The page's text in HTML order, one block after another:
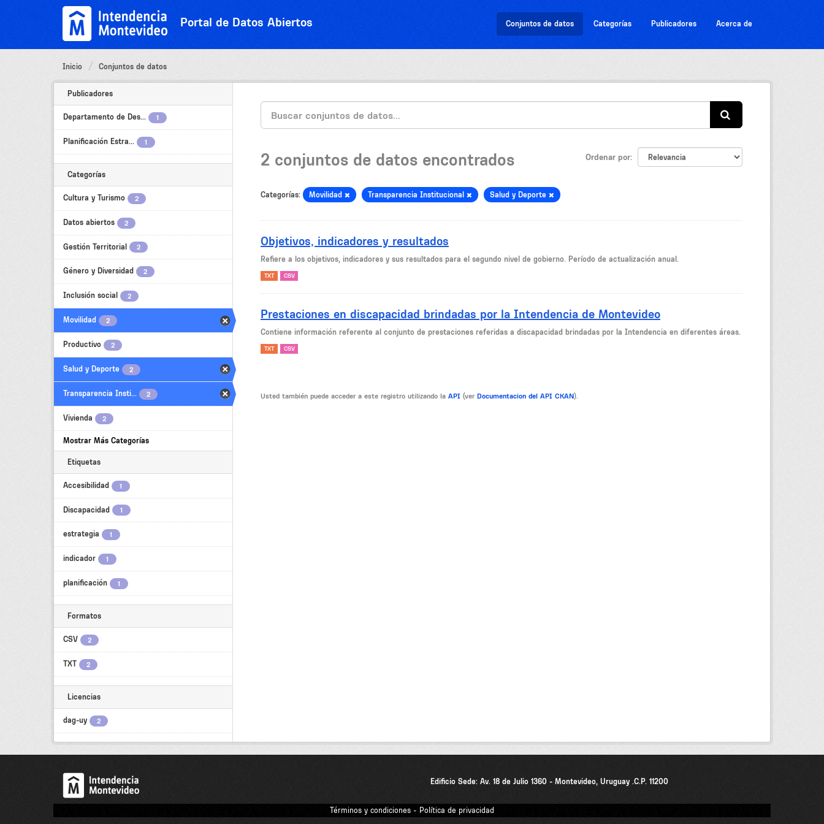
Portal de Datos Abiertos Conjuntos de datos Categorías Publicadores Acerca de
Inicio Conjuntos de datos
Publicadores
Departamento de Des... 1
Planificación Estra... 1
Categorías
Cultura y Turismo 2
Datos abiertos 2
Gestión Territorial 2
Género y Diversidad 2
Inclusión social 2
Movilidad 2
Productivo 2
Salud y Deporte 2
Transparencia Insti... 2
Vivienda 2
Mostrar Más Categorías
Etiquetas
Accesibilidad 1
Discapacidad 1
estrategia 1
indicador 1
planificación 1
Formatos
CSV 2
TXT 2
Licencias
dag-uy 2
Ordenar por
2 conjuntos de datos encontrados
Categorías: Movilidad Transparencia Institucional Salud y Deporte
Objetivos, indicadores y resultados
Refiere a los objetivos, indicadores y sus resultados para el segundo nivel de gobierno. Período de actualización anual.
TXT CSV
Prestaciones en discapacidad brindadas por la Intendencia de Montevideo
Contiene información referente al conjunto de prestaciones referidas a discapacidad brindadas por la Intendencia en diferentes áreas.
TXT CSV
Usted también puede acceder a este registro utilizando la API (ver Documentacion del API CKAN).
Edificio Sede: Av. 18 de Julio 1360 - Montevideo, Uruguay .C.P. 11200
Términos y condiciones - Política de privacidad